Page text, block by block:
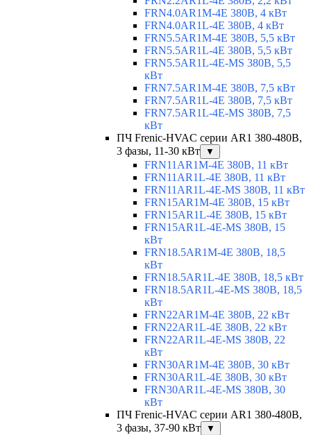
FRN4.0AR1M-4E 380В, 4 кВт
FRN4.0AR1L-4E 380В, 4 кВт
FRN5.5AR1M-4E 380В, 5,5 кВт
FRN5.5AR1L-4E 380В, 5,5 кВт
FRN5.5AR1L-4E-MS 380В, 5,5
кВт
FRN7.5AR1M-4E 380В, 7,5 кВт
FRN7.5AR1L-4E 380В, 7,5 кВт
FRN7.5AR1L-4E-MS 380В, 7,5
кВт
ПЧ Frenic-HVAC серии AR1 380-480В,
3 фазы, 11-30 кВт
▼
FRN11AR1M-4E 380В, 11 кВт
FRN11AR1L-4E 380В, 11 кВт
FRN11AR1L-4E-MS 380В, 11 кВт
FRN15AR1M-4E 380В, 15 кВт
FRN15AR1L-4E 380В, 15 кВт
FRN15AR1L-4E-MS 380В, 15
кВт
FRN18.5AR1M-4E 380В, 18,5
кВт
FRN18.5AR1L-4E 380В, 18,5 кВт
FRN18.5AR1L-4E-MS 380В, 18,5
кВт
FRN22AR1M-4E 380В, 22 кВт
FRN22AR1L-4E 380В, 22 кВт
FRN22AR1L-4E-MS 380В, 22
кВт
FRN30AR1M-4E 380В, 30 кВт
FRN30AR1L-4E 380В, 30 кВт
FRN30AR1L-4E-MS 380В, 30
кВт
ПЧ Frenic-HVAC серии AR1 380-480В,
3 фазы, 37-90 кВт
▼